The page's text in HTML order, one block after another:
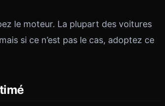
le moteur. La plupart des voitures
si ce n’est pas le cas, adoptez ce